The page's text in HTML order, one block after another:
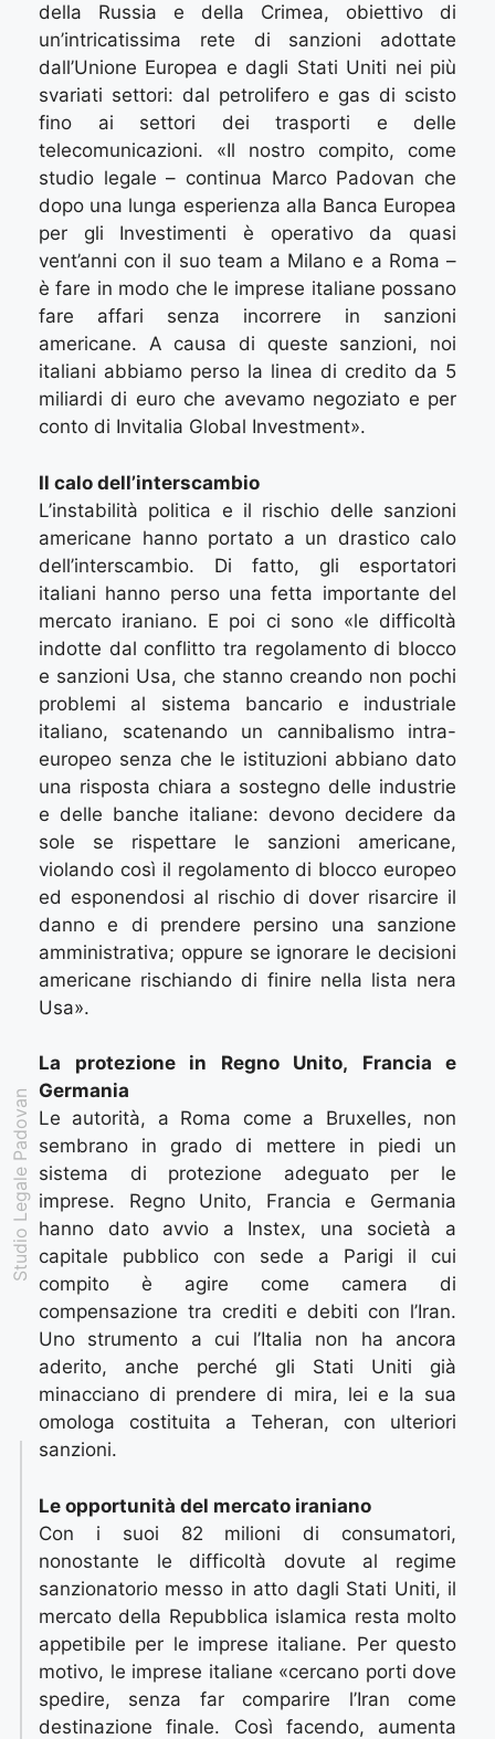
Studio Legale Padovan
della Russia e della Crimea, obiettivo di
un’intricatissima rete di sanzioni adottate
dall’Unione Europea e dagli Stati Uniti nei più
svariati settori: dal petrolifero e gas di scisto
fino ai settori dei trasporti e delle
telecomunicazioni. «Il nostro compito, come
studio legale – continua Marco Padovan che
dopo una lunga esperienza alla Banca Europea
per gli Investimenti è operativo da quasi
vent’anni con il suo team a Milano e a Roma –
è fare in modo che le imprese italiane possano
fare affari senza incorrere in sanzioni
americane. A causa di queste sanzioni, noi
italiani abbiamo perso la linea di credito da 5
miliardi di euro che avevamo negoziato e per
conto di Invitalia Global Investment».
Il calo dell’interscambio
L’instabilità politica e il rischio delle sanzioni
americane hanno portato a un drastico calo
dell’interscambio. Di fatto, gli esportatori
italiani hanno perso una fetta importante del
mercato iraniano. E poi ci sono «le difficoltà
indotte dal conflitto tra regolamento di blocco
e sanzioni Usa, che stanno creando non pochi
problemi al sistema bancario e industriale
italiano, scatenando un cannibalismo intra-
europeo senza che le istituzioni abbiano dato
una risposta chiara a sostegno delle industrie
e delle banche italiane: devono decidere da
sole se rispettare le sanzioni americane,
violando così il regolamento di blocco europeo
ed esponendosi al rischio di dover risarcire il
danno e di prendere persino una sanzione
amministrativa; oppure se ignorare le decisioni
americane rischiando di finire nella lista nera
Usa».
La protezione in Regno Unito, Francia e
Germania
Le autorità, a Roma come a Bruxelles, non
sembrano in grado di mettere in piedi un
sistema di protezione adeguato per le
imprese. Regno Unito, Francia e Germania
hanno dato avvio a Instex, una società a
capitale pubblico con sede a Parigi il cui
compito è agire come camera di
compensazione tra crediti e debiti con l’Iran.
Uno strumento a cui l’Italia non ha ancora
aderito, anche perché gli Stati Uniti già
minacciano di prendere di mira, lei e la sua
omologa costituita a Teheran, con ulteriori
sanzioni.
Le opportunità del mercato iraniano
Con i suoi 82 milioni di consumatori,
nonostante le difficoltà dovute al regime
sanzionatorio messo in atto dagli Stati Uniti, il
mercato della Repubblica islamica resta molto
appetibile per le imprese italiane. Per questo
motivo, le imprese italiane «cercano porti dove
spedire, senza far comparire l’Iran come
destinazione finale. Così facendo, aumenta